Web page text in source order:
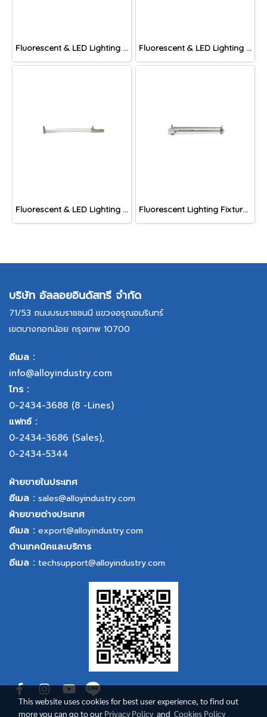
Fluorescent & LED Lighting Fixture, DFP-S Series (Short end cap) Fluorescent & LED Lighting Fixture, DFP1-S Series (Short end cap)
Fluorescent & LED Lighting Fixture, DFP-C Series (Capsule end cap) Fluorescent Lighting Fixture, DNGV Series
บริษัท อัลลอยอินดัสทรี จำกัด
71/53 ถนนบรมราชชนนี แขวงอรุณอมรินทร์
เขตบางกอกน้อย กรุงเทพ 10700
อีเมล :
info@alloyindustry.com
โทร :
0-2434-3688 (8 -Lines)
แฟกซ์ :
0-2434-3686 (Sales),
0-2434-5344
ฝ่ายขายในประเทศ
อีเมล : sales@alloyindustry.com
ฝ่ายขายต่างประเทศ
อีเมล : export@alloyindustry.com
ด้านเทคนิคและบริการ
อีเมล : techsupport@alloyindustry.com
This website uses cookies for best user experience, to find out
more you can go to our Privacy Policyand Cookies Policy